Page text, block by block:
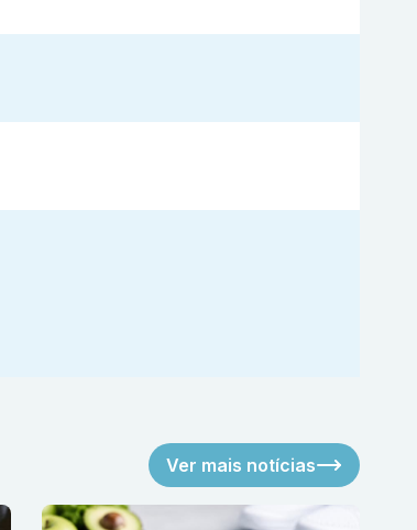
Ver mais notícias